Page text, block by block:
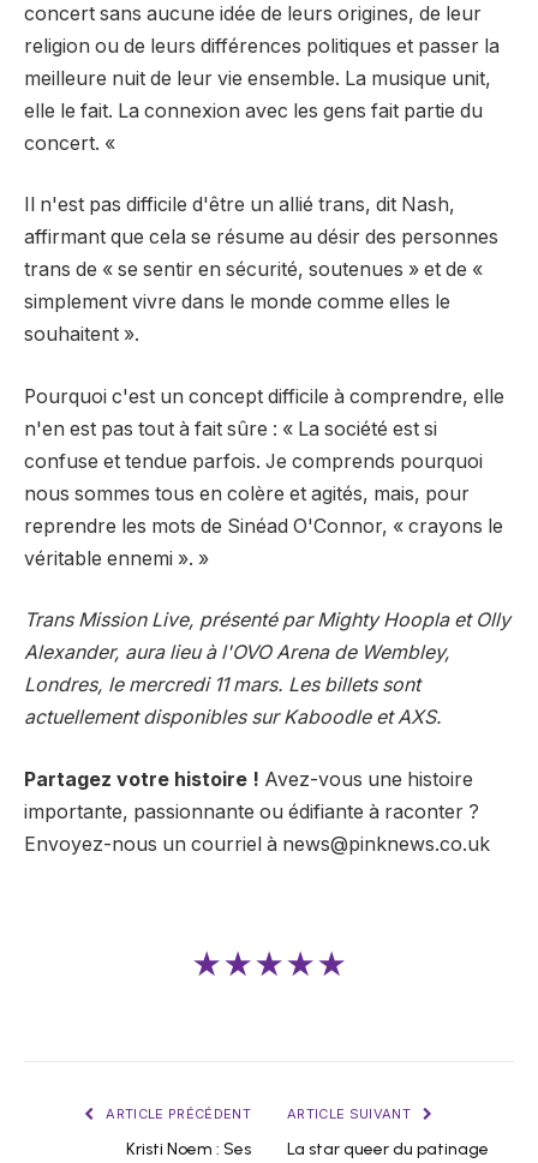
concert sans aucune idée de leurs origines, de leur
religion ou de leurs différences politiques et passer la
meilleure nuit de leur vie ensemble. La musique unit,
elle le fait. La connexion avec les gens fait partie du
concert. «
Il n'est pas difficile d'être un allié trans, dit Nash,
affirmant que cela se résume au désir des personnes
trans de « se sentir en sécurité, soutenues » et de «
simplement vivre dans le monde comme elles le
souhaitent ».
Pourquoi c'est un concept difficile à comprendre, elle
n'en est pas tout à fait sûre : « La société est si
confuse et tendue parfois. Je comprends pourquoi
nous sommes tous en colère et agités, mais, pour
reprendre les mots de Sinéad O'Connor, « crayons le
véritable ennemi ». »
Trans Mission Live, présenté par Mighty Hoopla et Olly
Alexander, aura lieu à l'OVO Arena de Wembley,
Londres, le mercredi 11 mars. Les billets sont
actuellement disponibles sur Kaboodle et AXS.
Partagez votre histoire ! Avez-vous une histoire
importante, passionnante ou édifiante à raconter ?
Envoyez-nous un courriel à news@pinknews.co.uk
★★★★★
ARTICLE PRÉCÉDENT
Kristi Noem : Ses
ARTICLE SUIVANT
La star queer du patinage